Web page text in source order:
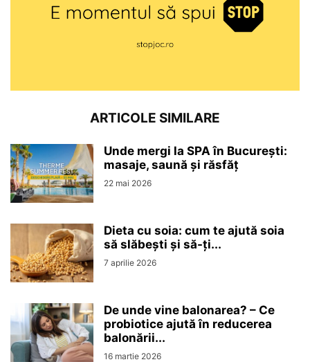
ARTICOLE SIMILARE
Unde mergi la SPA în București:
masaje, saună și răsfăț
22 mai 2026
Dieta cu soia: cum te ajută soia
să slăbești și să-ți...
7 aprilie 2026
De unde vine balonarea? – Ce
probiotice ajută în reducerea
balonării...
16 martie 2026